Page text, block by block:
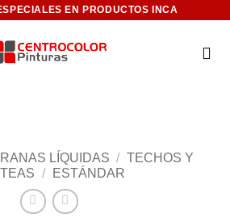
EN PRODUCTOS INCA
LÍQUIDAS / TECHOS Y
/ ESTÁNDAR